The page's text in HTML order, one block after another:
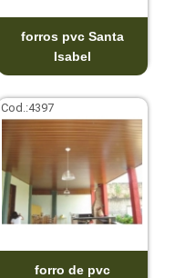
forros pvc Santa
Isabel
Cod.:4397
forro de pvc